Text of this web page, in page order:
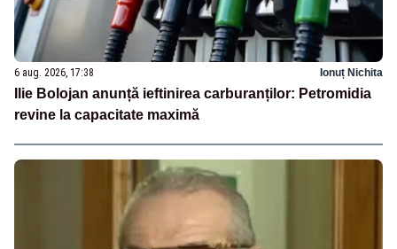
6 aug. 2026, 17:38 Ionuț Nichita
Ilie Bolojan anunță ieftinirea carburanților: Petromidia
revine la capacitate maximă